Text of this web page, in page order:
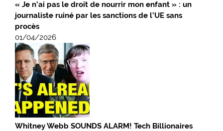
« Je n’ai pas le droit de nourrir mon enfant » : un
journaliste ruiné par les sanctions de l’UE sans
procès
01/04/2026
Whitney Webb SOUNDS ALARM! Tech Billionaires